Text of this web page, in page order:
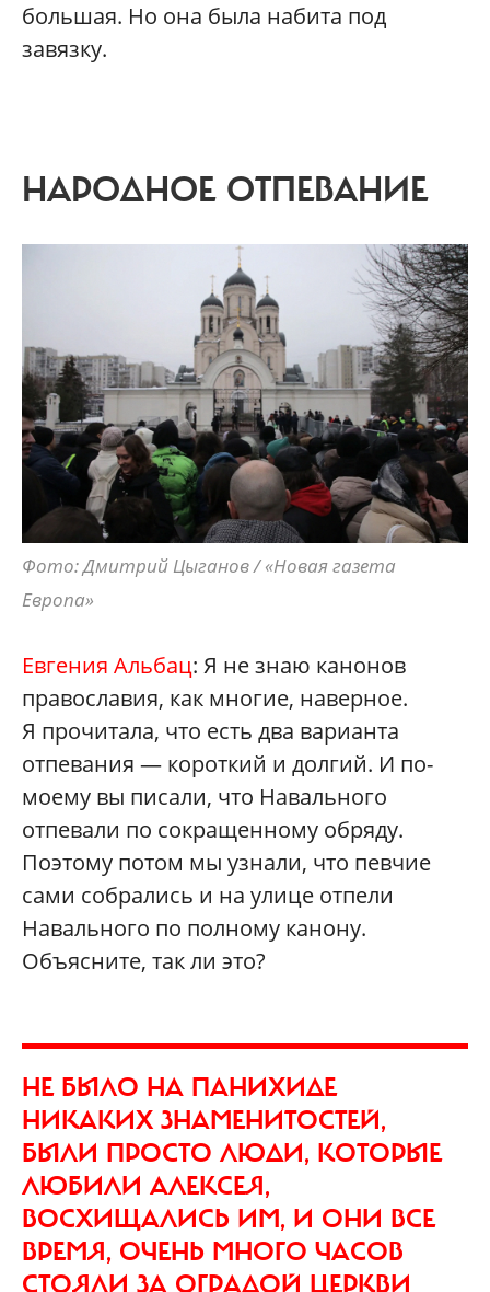
большая. Но она была набита под
завязку.
НАРОДНОЕ ОТПЕВАНИЕ
Фото: Дмитрий Цыганов / «Новая газета
Европа»
Евгения Альбац: Я не знаю канонов
православия, как многие, наверное.
Я прочитала, что есть два варианта
отпевания — короткий и долгий. И по-
моему вы писали, что Навального
отпевали по сокращенному обряду.
Поэтому потом мы узнали, что певчие
сами собрались и на улице отпели
Навального по полному канону.
Объясните, так ли это?
НЕ БЫЛО НА ПАНИХИДЕ
НИКАКИХ ЗНАМЕНИТОСТЕЙ,
БЫЛИ ПРОСТО ЛЮДИ, КОТОРЫЕ
ЛЮБИЛИ АЛЕКСЕЯ,
ВОСХИЩАЛИСЬ ИМ, И ОНИ ВСЕ
ВРЕМЯ, ОЧЕНЬ МНОГО ЧАСОВ
СТОЯЛИ ЗА ОГРАДОЙ ЦЕРКВИ